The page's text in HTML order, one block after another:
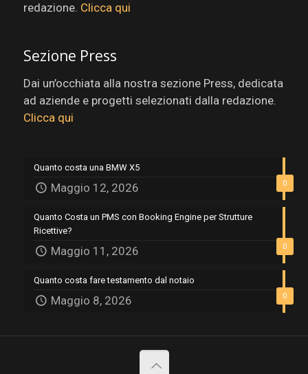
redazione. Clicca qui
Sezione Press
Dai un’occhiata alla nostra sezione Press, dedicata
ad aziende e progetti selezionati dalla redazione.
Clicca qui
0
Quanto costa una BMW X5
Maggio 12, 2026
0
Quanto Costa un PMS con Booking Engine per Strutture
Ricettive?
Maggio 11, 2026
0
Quanto costa fare testamento dal notaio
Maggio 8, 2026